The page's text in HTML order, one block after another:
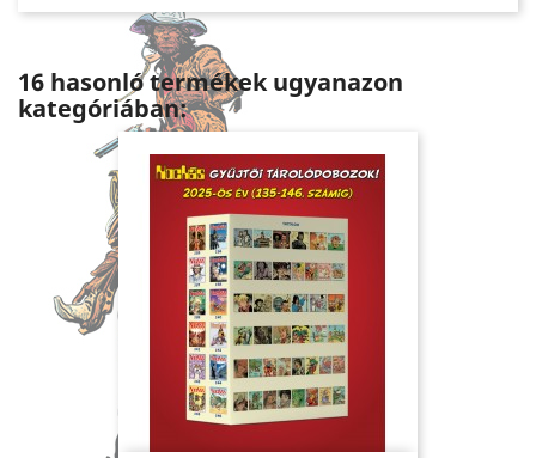
16 hasonló termékek ugyanazon
kategóriában: